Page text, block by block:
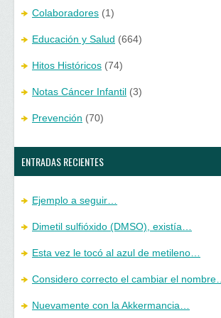
Colaboradores (1)
Educación y Salud (664)
Hitos Históricos (74)
Notas Cáncer Infantil (3)
Prevención (70)
ENTRADAS RECIENTES
Ejemplo a seguir…
Dimetil sulfióxido (DMSO), existía…
Esta vez le tocó al azul de metileno…
Considero correcto el cambiar el nombre…
Nuevamente con la Akkermancia…